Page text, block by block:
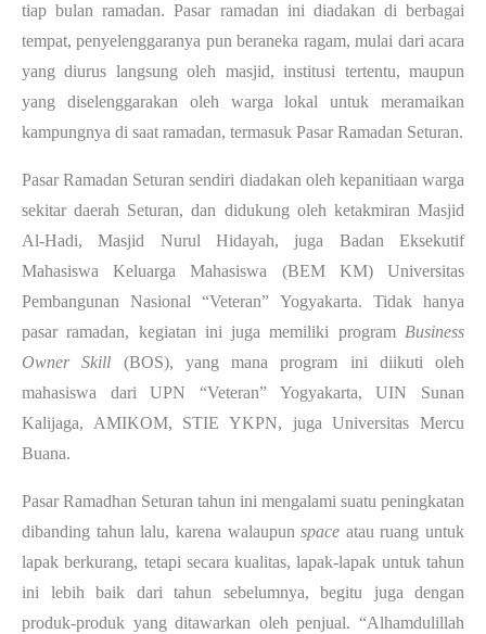
tiap bulan ramadan. Pasar ramadan ini diadakan di berbagai
tempat, penyelenggaranya pun beraneka ragam, mulai dari acara
yang diurus langsung oleh masjid, institusi tertentu, maupun
yang diselenggarakan oleh warga lokal untuk meramaikan
kampungnya di saat ramadan, termasuk Pasar Ramadan Seturan.
Pasar Ramadan Seturan sendiri diadakan oleh kepanitiaan warga
sekitar daerah Seturan, dan didukung oleh ketakmiran Masjid
Al-Hadi, Masjid Nurul Hidayah, juga Badan Eksekutif
Mahasiswa Keluarga Mahasiswa (BEM KM) Universitas
Pembangunan Nasional “Veteran” Yogyakarta. Tidak hanya
pasar ramadan, kegiatan ini juga memiliki program Business
Owner Skill (BOS), yang mana program ini diikuti oleh
mahasiswa dari UPN “Veteran” Yogyakarta, UIN Sunan
Kalijaga, AMIKOM, STIE YKPN, juga Universitas Mercu
Buana.
Pasar Ramadhan Seturan tahun ini mengalami suatu peningkatan
dibanding tahun lalu, karena walaupun space atau ruang untuk
lapak berkurang, tetapi secara kualitas, lapak-lapak untuk tahun
ini lebih baik dari tahun sebelumnya, begitu juga dengan
produk-produk yang ditawarkan oleh penjual. “Alhamdulillah